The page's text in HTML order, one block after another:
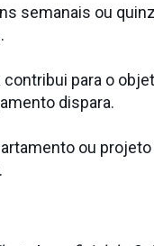
semanais ou
para o
dispara.
ou